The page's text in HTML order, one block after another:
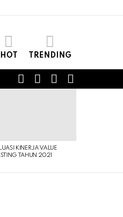
HOT TRENDING
SWITCHFOLLOWSEARCH
KINERJA VALUE
TAHUN 2021